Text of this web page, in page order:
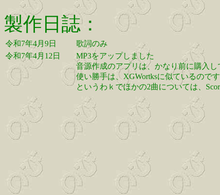
製作日誌：
令和7年4月9日
歌詞のみ
令和7年4月12日
MP3をアップしました
音源作成のアプリは、かなり前に購入
使い勝手は、XGWortksに似ているので
というわｋでほかの2曲については、